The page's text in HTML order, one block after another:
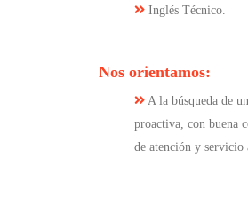
Inglés Técnico.
Nos orientamos:
A la búsqueda de
proactiva, con buena
de atención y servicio